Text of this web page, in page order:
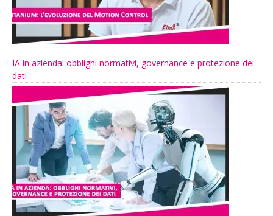
IA in azienda: obblighi normativi, governance e protezione dei
dati